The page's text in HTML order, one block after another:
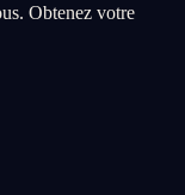
Obtenez votre